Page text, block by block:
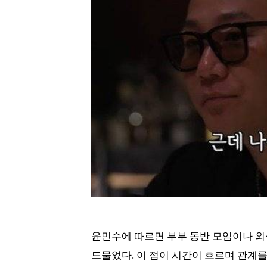
윤민수에 따르면 부부 동반 모임이나
드물었다. 이 점이 시간이 흐르며 관계